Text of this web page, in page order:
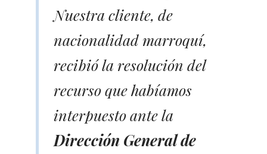
Nuestra cliente, de
nacionalidad marroquí,
recibió la resolución del
recurso que habíamos
interpuesto ante la
Dirección General de